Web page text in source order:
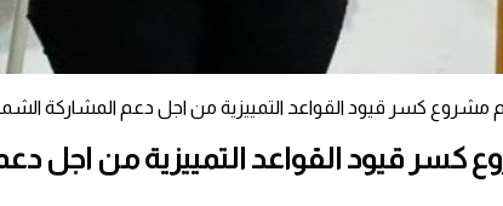
مشروع كسر قيود القواعد التمييزية من اجل دعم المشاركة
كسر قيود القواعد التمييزية من اجل